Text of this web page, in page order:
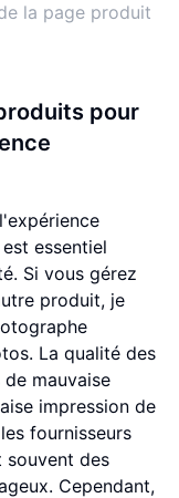
la page produit
pour
essentiel
Si vous gérez
produit, je
La qualité des
mauvaise
impression de
fournisseurs
souvent des
Cependant,